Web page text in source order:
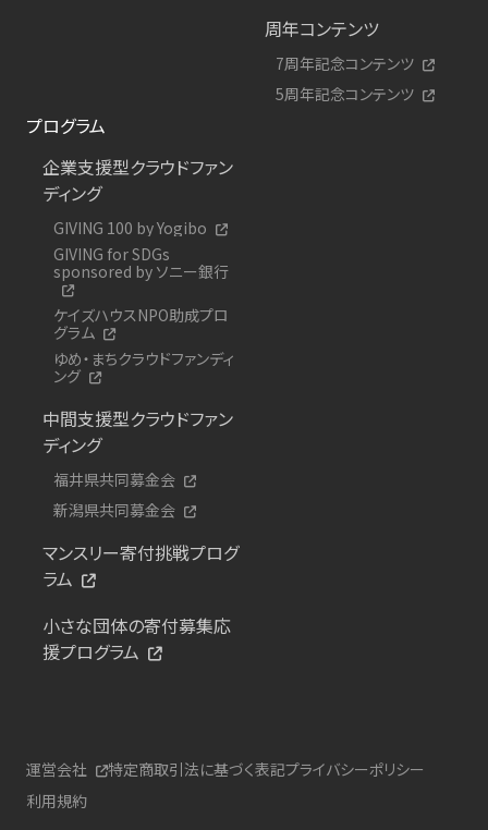
周年コンテンツ
7周年記念コンテンツ
5周年記念コンテンツ
プログラム
企業支援型クラウドファン
ディング
GIVING 100 by Yogibo
GIVING for SDGs
sponsored by ソニー銀行
ケイズハウスNPO助成プロ
グラム
ゆめ・まちクラウドファンディ
ング
中間支援型クラウドファン
ディング
福井県共同募金会
新潟県共同募金会
マンスリー寄付挑戦プログ
ラム
小さな団体の寄付募集応
援プログラム
運営会社 特定商取引法に基づく表記プライバシーポリシー
利用規約